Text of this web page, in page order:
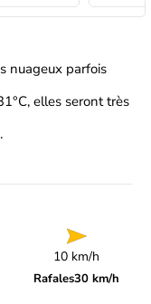
nuageux parfois
elles seront très
10 km/h
Rafales30 km/h